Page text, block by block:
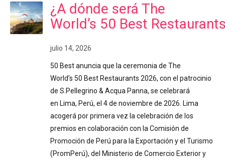
¿A dónde será The
World’s 50 Best
julio 14, 2026
50 Best anuncia que la ceremonia de The
World’s 50 Best Restaurants 2026, con el patrocinio
de S.Pellegrino & Acqua Panna, se celebrará
en Lima, Perú, el 4 de noviembre de 2026. Lima
acogerá por primera vez la celebración de los
premios en colaboración con la Comisión de
Promoción de Perú para la Exportación y el Turismo
(PromPerú), del Ministerio de Comercio Exterior y